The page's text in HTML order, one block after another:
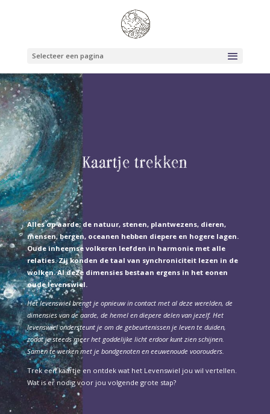
Alles op aarde; de natuur, stenen, plantwezens,
mensen, bergen, oceanen hebben diepere en
Oude inheemse volkeren leefden in harmonie met
relaties. Zij konden de taal van synchroniciteit
wolken. Al deze dimensies bestaan ergens in het
oude levenswiel.
Het levenswiel brengt je opnieuw in contact met al deze
dimensies van de aarde, de hemel en diepere delen van jezelf.
levenswiel ondersteunt je om de gebeurtenissen je leven te